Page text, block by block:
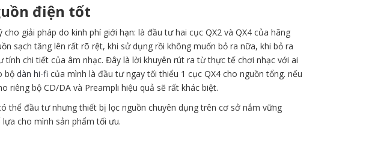
điện tốt
giải pháp do kinh phí giới hạn: là đầu tư hai cục QX2 và QX4 của hãng
sạch tăng lên rất rõ rệt, khi sử dụng rồi không muốn bỏ ra nữa, khi bỏ ra
chi tiết của âm nhạc. Đây là lời khuyên rút ra từ thực tế chơi nhạc với ai
bộ dàn hi-fi của mình là đầu tư ngay tối thiểu 1 cục QX4 cho nguồn tổng. nếu
riêng bộ CD/DA và Preampli hiệu quả sẽ rất khác biệt.
thể đầu tư nhưng thiết bị lọc nguồn chuyên dụng trên cơ sở nắm vững
cho mình sản phẩm tối ưu.